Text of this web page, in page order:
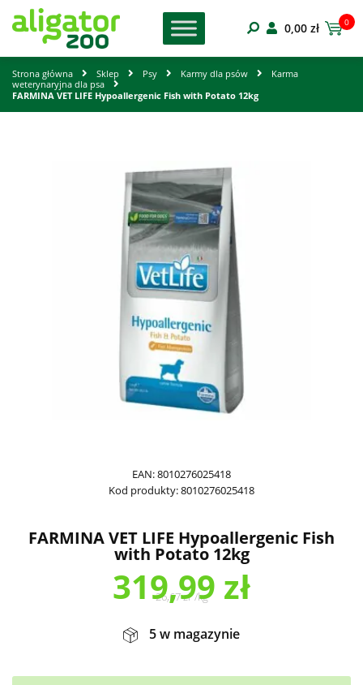
0,00 zł 0
Strona główna Sklep Psy Karmy dla psów
Karma
weterynaryjna dla psa
FARMINA VET LIFE Hypoallergenic Fish with Potato 12kg
EAN:8010276025418
Kod produkty:8010276025418
FARMINA VET LIFE Hypoallergenic Fish
with Potato 12kg
319,99 zł
26,67zł /kg
5 w magazynie